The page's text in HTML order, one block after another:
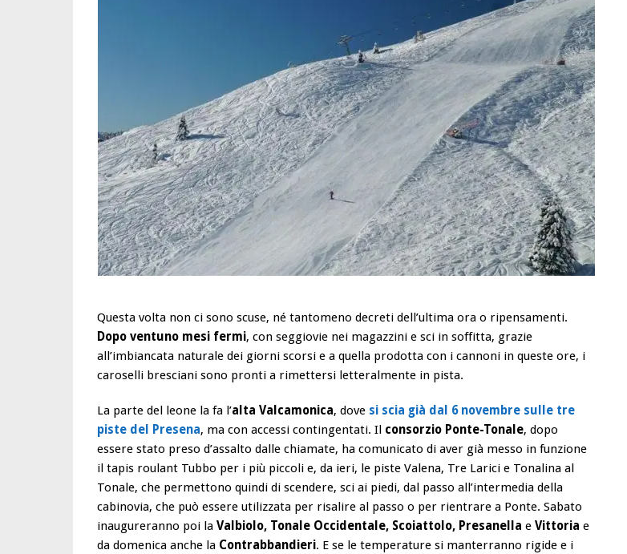
Questa volta non ci sono scuse, né tantomeno decreti dell’ultima ora o ripensamenti.
Dopo ventuno mesi fermi, con seggiovie nei magazzini e sci in soffitta, grazie
all’imbiancata naturale dei giorni scorsi e a quella prodotta con i cannoni in queste ore, i
caroselli bresciani sono pronti a rimettersi letteralmente in pista.
La parte del leone la fa l’alta Valcamonica, dove si scia già dal 6 novembre sulle tre
piste del Presena, ma con accessi contingentati. Il consorzio Ponte-Tonale, dopo
essere stato preso d’assalto dalle chiamate, ha comunicato di aver già messo in funzione
il tapis roulant Tubbo per i più piccoli e, da ieri, le piste Valena, Tre Larici e Tonalina al
Tonale, che permettono quindi di scendere, sci ai piedi, dal passo all’intermedia della
cabinovia, che può essere utilizzata per risalire al passo o per rientrare a Ponte. Sabato
inaugureranno poi la Valbiolo, Tonale Occidentale, Scoiattolo, Presanella e Vittoria e
da domenica anche la Contrabbandieri. E se le temperature si manterranno rigide e i